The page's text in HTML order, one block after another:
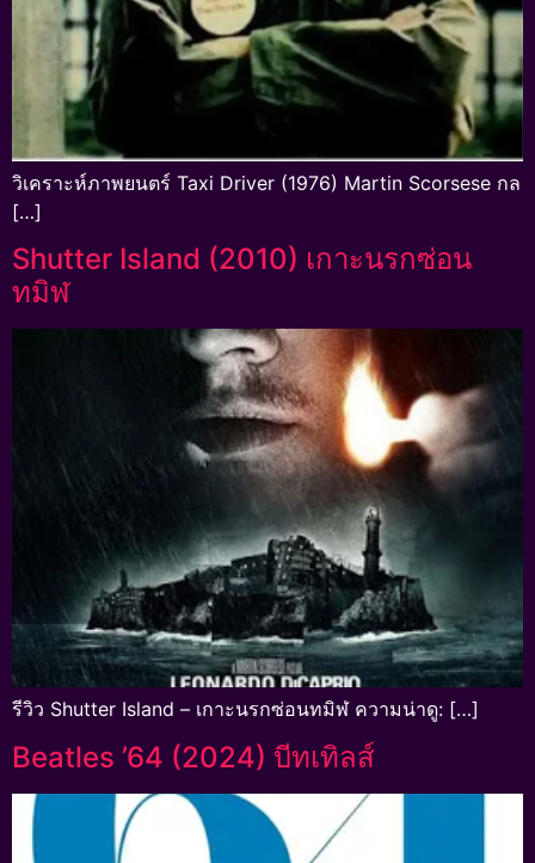
วิเคราะห์ภาพยนตร์ Taxi Driver (1976) Martin Scorsese กล
[…]
Shutter Island (2010) เกาะนรกซ่อน
ทมิฬ
รีวิว Shutter Island – เกาะนรกซ่อนทมิฬ ความน่าดู: […]
Beatles ’64 (2024) บีทเทิลส์